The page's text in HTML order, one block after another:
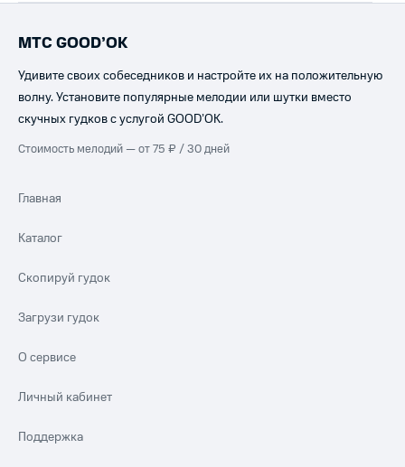
МТС GOOD’OK
Удивите своих собеседников и настройте их на положительную
волну. Установите популярные мелодии или шутки вместо
скучных гудков с услугой GOOD’OK.
Стоимость мелодий — от 75 ₽ / 30 дней
Главная
Каталог
Скопируй гудок
Загрузи гудок
О сервисе
Личный кабинет
Поддержка